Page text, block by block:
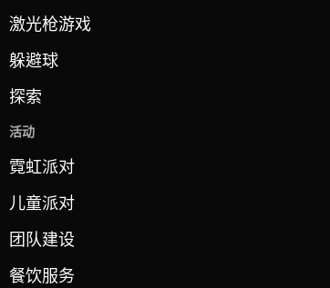
激光枪游戏
躲避球
探索
活动
霓虹派对
儿童派对
团队建设
餐饮服务